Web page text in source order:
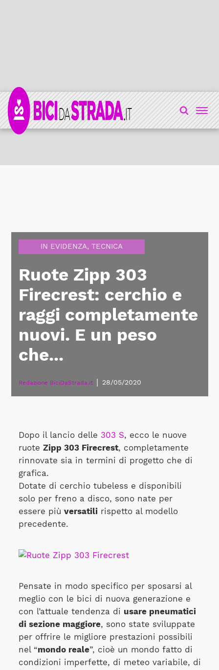
IN EVIDENZA, TECNICA
Ruote Zipp 303
Firecrest: cerchio e
raggi completamente
nuovi. E un peso
che...
Redazione BiciDaStrada.it 28/05/2020
Dopo il lancio delle 303 S, ecco le nuove
ruote Zipp 303 Firecrest, completamente
rinnovate sia in termini di progetto che di
grafica.
Dotate di cerchio tubeless e disponibili
solo per freno a disco, sono nate per
essere più versatilirispetto al modello
precedente.
Pensate in modo specifico per sposarsi al
meglio con le bici di nuova generazione e
con l’attuale tendenza di usare pneumatici
di sezione maggiore, sono state sviluppate
per offrire le migliore prestazioni possibili
nel “mondo reale”, cioè un mondo fatto di
condizioni imperfette, di meteo variabile, di